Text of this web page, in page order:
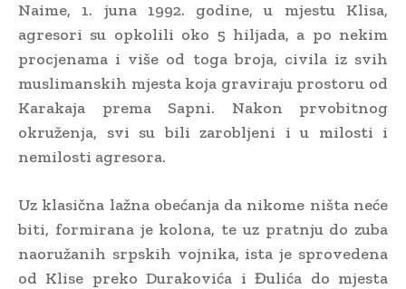
Naime, 1. juna 1992. godine, u mjestu Klisa,
agresori su opkolili oko 5 hiljada, a po nekim
procjenama i više od toga broja, civila iz svih
muslimanskih mjesta koja graviraju prostoru od
Karakaja prema Sapni. Nakon prvobitnog
okruženja, svi su bili zarobljeni i u milosti i
nemilosti agresora.
Uz klasična lažna obećanja da nikome ništa neće
biti, formirana je kolona, te uz pratnju do zuba
naoružanih srpskih vojnika, ista je sprovedena
od Klise preko Durakovića i Đulića do mjesta